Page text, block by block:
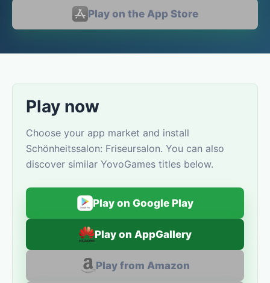
Play on the App Store
Play now
Choose your app market and install
Schönheitssalon: Friseursalon. You can also
discover similar YovoGames titles below.
Play on Google Play
Play on AppGallery
Play from Amazon